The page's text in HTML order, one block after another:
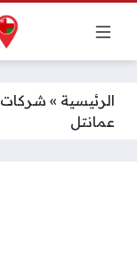
الرئيسية » شركات
عمانتل